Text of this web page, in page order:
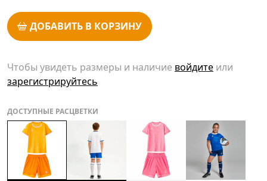
ДОБАВИТЬ В КОРЗИНУ
Чтобы увидеть размеры и наличие войдите или
зарегистрируйтесь
ДОСТУПНЫЕ РАСЦВЕТКИ